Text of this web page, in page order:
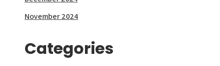
November 2024
Categories